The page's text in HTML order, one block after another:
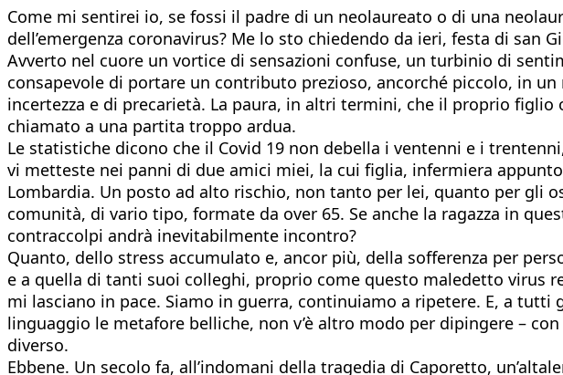
Come mi sentirei io, se fossi il padre di un neolaureato o di una
dell’emergenza coronavirus? Me lo sto chiedendo da ieri, festa di san
Avverto nel cuore un vortice di sensazioni confuse, un turbinio di
consapevole di portare un contributo prezioso, ancorché piccolo, in
incertezza e di precarietà. La paura, in altri termini, che il proprio
chiamato a una partita troppo ardua.
Le statistiche dicono che il Covid 19 non debella i ventenni e i
vi metteste nei panni di due amici miei, la cui figlia, infermiera
Lombardia. Un posto ad alto rischio, non tanto per lei, quanto per gli
comunità, di vario tipo, formate da over 65. Se anche la ragazza in
contraccolpi andrà inevitabilmente incontro?
Quanto, dello stress accumulato e, ancor più, della sofferenza per
e a quella di tanti suoi colleghi, proprio come questo maledetto virus
mi lasciano in pace. Siamo in guerra, continuiamo a ripetere. E, a
linguaggio le metafore belliche, non v’è altro modo per dipingere –
diverso.
Ebbene. Un secolo fa, all’indomani della tragedia di Caporetto,